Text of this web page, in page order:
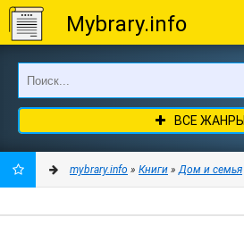
Mybrary.info
ВСЕ ЖАНРЫ
mybrary.info » Книги »Дом и семья